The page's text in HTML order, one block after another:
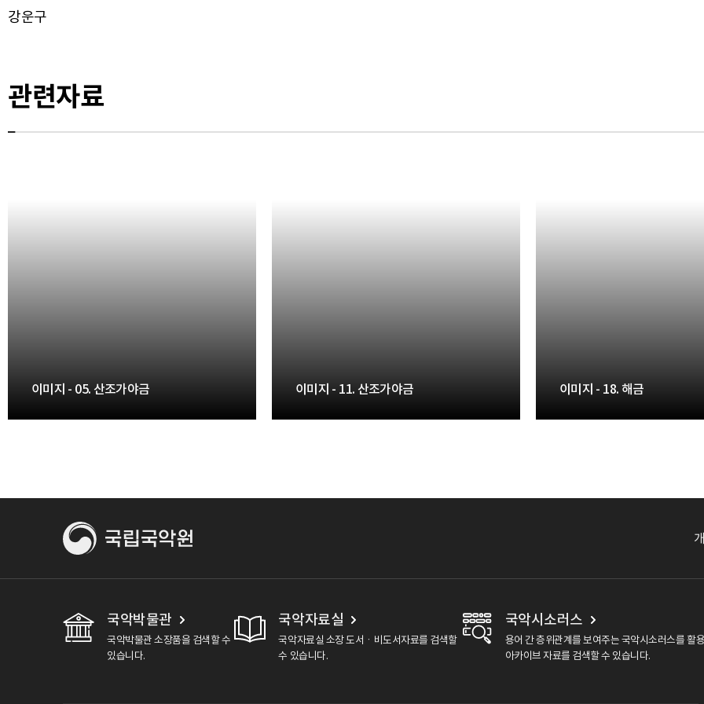
강운구
관련자료
이미지 - 05. 산조가야금 이미지 - 11. 산조가야금 이미지 - 18. 해금
국악박물관
국악박물관 소장품을 검색할 수
있습니다.
국악자료실
국악자료실 소장 도서ㆍ비도서자료를 검색할
수 있습니다.
국악시소러스
용어 간 층위관계를 보여주는 국악시소러스를 활
아카이브 자료를 검색할 수 있습니다.